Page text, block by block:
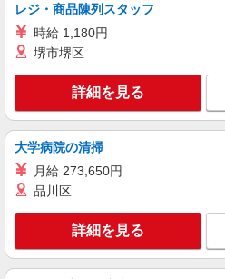
アルバイト パート
すき家 仙台松森店
すき家の店舗ス
ど）
時給1,100円
高校生時給1,038
パート
びっくりドンキー 泉松森店
びっくりドンキ
レジ・商品陳列スタッフ
時給 1,180円
堺市堺区
詳細を見る
大学病院の清掃
月給 273,650円
品川区
詳細を見る